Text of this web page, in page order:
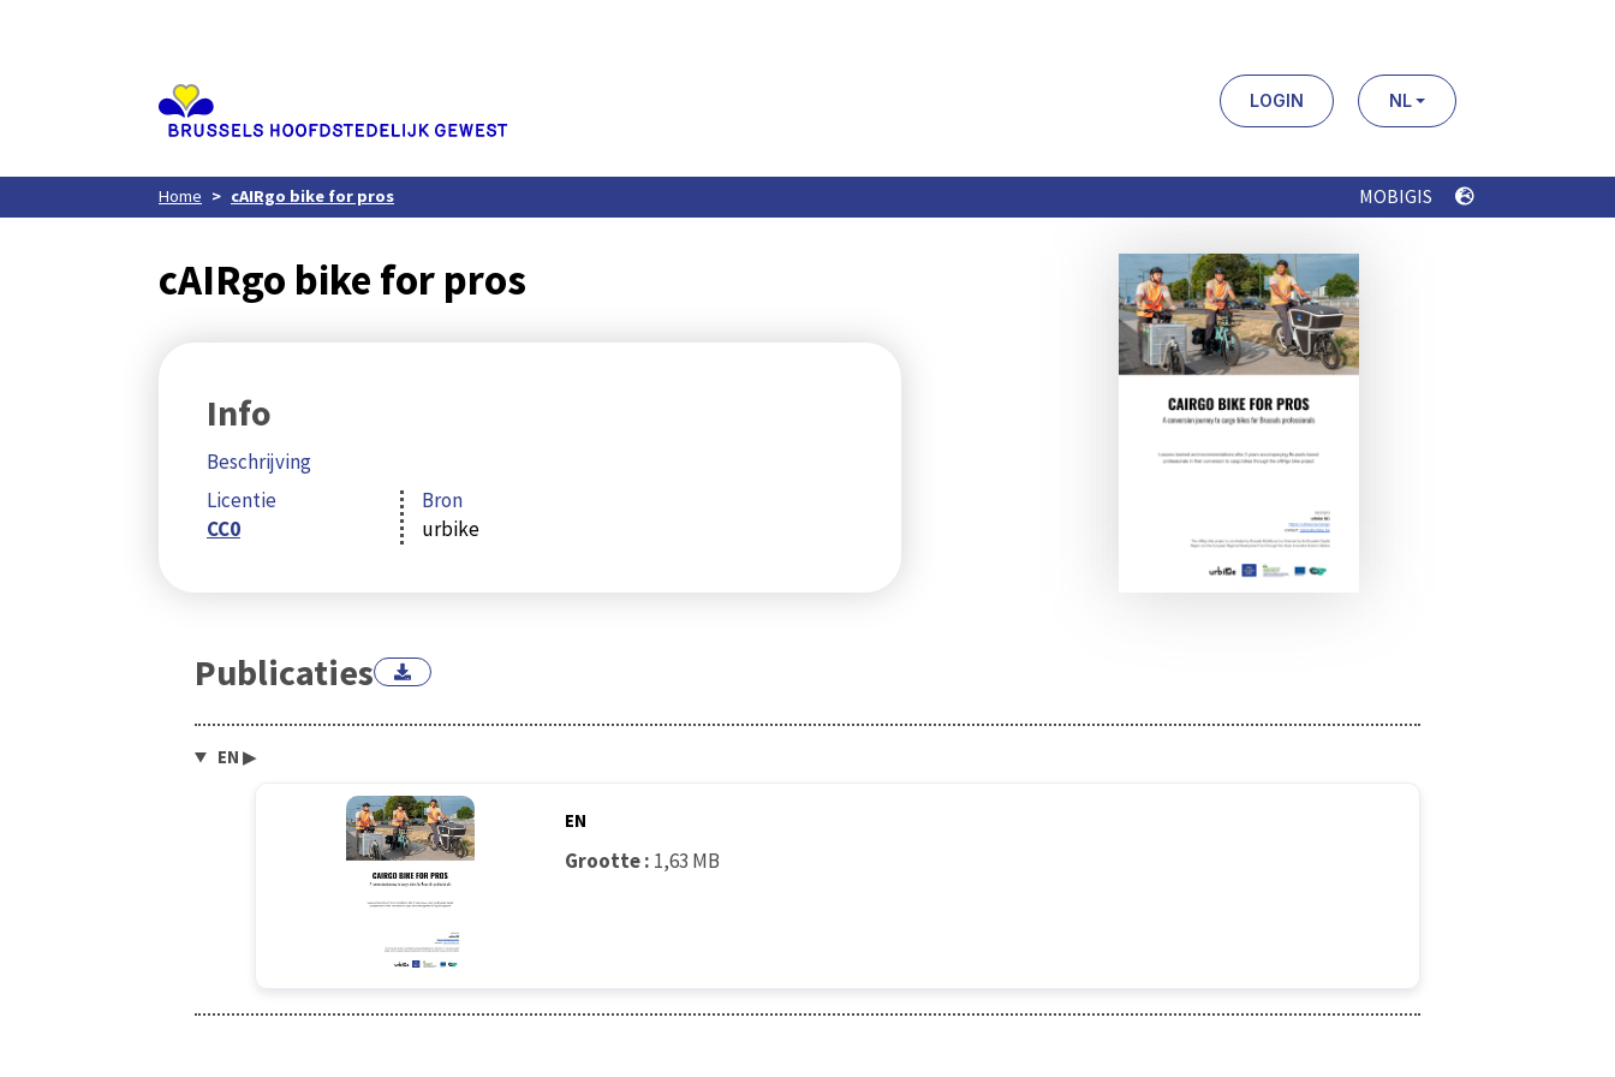
LOGIN NL
Home cAIRgo bike for pros MOBIGIS
cAIRgo bike for pros
Info
Beschrijving
Licentie
CC0
Bron
urbike
Publicaties
EN ▶
EN
Grootte : 1,63 MB